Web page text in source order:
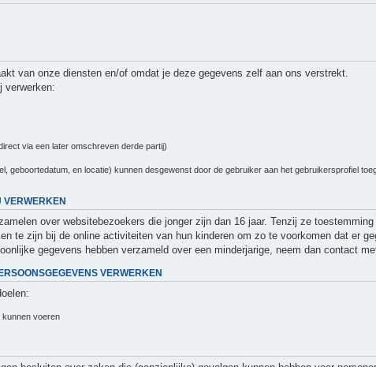
van onze diensten en/of omdat je deze gegevens zelf aan ons verstrekt.
verwerken:
via een later omschreven derde partij)
geboortedatum, en locatie) kunnen desgewenst door de gebruiker aan het gebruikersprofiel
VERWERKEN
over websitebezoekers die jonger zijn dan 16 jaar. Tenzij ze
te zijn bij de online activiteiten van hun kinderen om zo te voorkomen dat er
gegevens hebben verzameld over een minderjarige, neem dan contact
VERWERKEN
kunnen voeren